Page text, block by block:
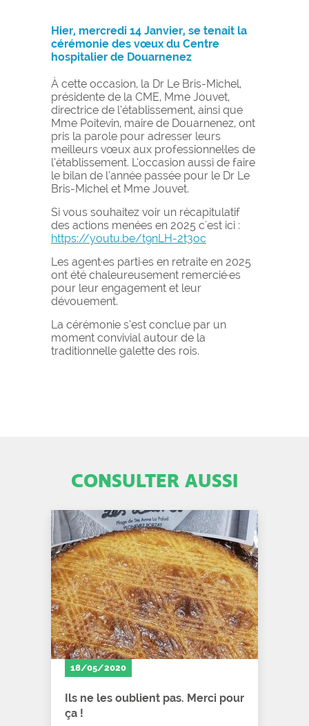
Hier, mercredi 14 Janvier, se tenait la
cérémonie des vœux du Centre
hospitalier de Douarnenez
À cette occasion, la Dr Le Bris-Michel,
présidente de la CME, Mme Jouvet,
directrice de l’établissement, ainsi que
Mme Poitevin, maire de Douarnenez, ont
pris la parole pour adresser leurs
meilleurs vœux aux professionnel·les de
l’établissement. L’occasion aussi de faire
le bilan de l’année passée pour le Dr Le
Bris-Michel et Mme Jouvet.
Si vous souhaitez voir un récapitulatif
des actions menées en 2025 c'est ici :
https://youtu.be/t9nLH-2t3oc
Les agent·es parti·es en retraite en 2025
ont été chaleureusement remercié·es
pour leur engagement et leur
dévouement.
La cérémonie s’est conclue par un
moment convivial autour de la
traditionnelle galette des rois.
CONSULTER AUSSI
18/05/2020
Ils ne les oublient pas. Merci pour
ça !